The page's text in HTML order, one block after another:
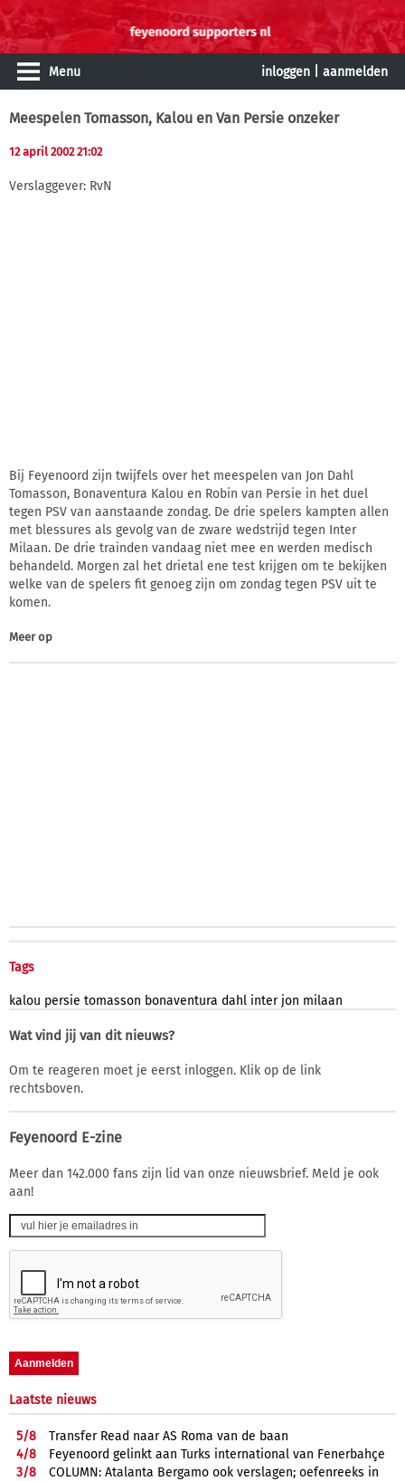
Menu inloggen aanmelden
Meespelen Tomasson, Kalou en Van Persie onzeker
12 april 2002 21:02
Verslaggever: RvN
Bij Feyenoord zijn twijfels over het meespelen van Jon Dahl
Tomasson, Bonaventura Kalou en Robin van Persie in het duel
tegen PSV van aanstaande zondag. De drie spelers kampten allen
met blessures als gevolg van de zware wedstrijd tegen Inter
Milaan. De drie trainden vandaag niet mee en werden medisch
behandeld. Morgen zal het drietal ene test krijgen om te bekijken
welke van de spelers fit genoeg zijn om zondag tegen PSV uit te
komen.
Meer op
Tags
kalou persie tomasson bonaventura dahl inter jon milaan
Wat vind jij van dit nieuws?
Om te reageren moet je eerst inloggen. Klik op de link
rechtsboven.
Feyenoord E-zine
Meer dan 142.000 fans zijn lid van onze nieuwsbrief. Meld je ook
aan!
Laatste nieuws
5/8
Transfer Read naar AS Roma van de baan
4/8
Feyenoord gelinkt aan Turks international van Fenerbahçe
3/8
COLUMN: Atalanta Bergamo ook verslagen; oefenreeks in